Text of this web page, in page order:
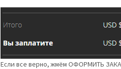
Если все верно, жмём ОФОРМИТЬ